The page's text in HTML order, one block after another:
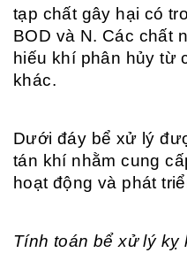
tạp chất gây hại có
BOD và N. Các chất
hiếu khí phân hủy từ
khác.
Dưới đáy bể xử lý
tán khí nhằm cung
hoạt động và phát
Tính toán bể xử lý kỵ